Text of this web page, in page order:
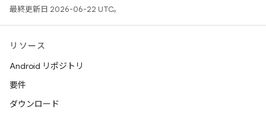
最終更新日 2026-06-22 UTC。
リソース
Android リポジトリ
要件
ダウンロード